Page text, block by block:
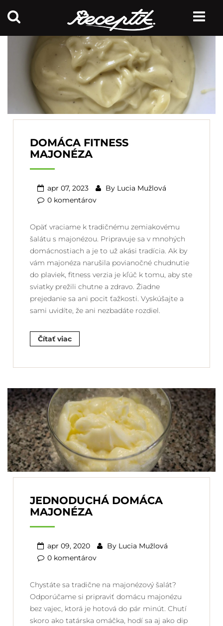
DOMÁCA FITNESS
MAJONÉZA
apr 07, 2023 By Lucia Mužlová
0 komentárov
Opäť vraciame k tradičnému zemiakovému
šalátu s majonézou. Pripravuje sa v mnohých
domácnostiach a je to už akási tradícia. Ak by
vám majonéza narušila povianočné chudnutie
do plaviek, fitness verzia je kľúč k tomu, aby ste
sviatky prežili chutne a zdravo. Žiadne
prejedanie sa ani pocit ťažkosti. Vyskúšajte a
sami uvidíte, že ani nezbadáte rozdiel.
Čítať viac
JEDNODUCHÁ DOMÁCA
MAJONÉZA
apr 09, 2020 By Lucia Mužlová
0 komentárov
Chystáte sa tradične na majonézový šalát?
Odporúčame si pripraviť domácu majonézu
bez vajec, ktorá je hotová do pár minút. Chutí
skoro ako tatárska omáčka, hodí sa aj ako dip